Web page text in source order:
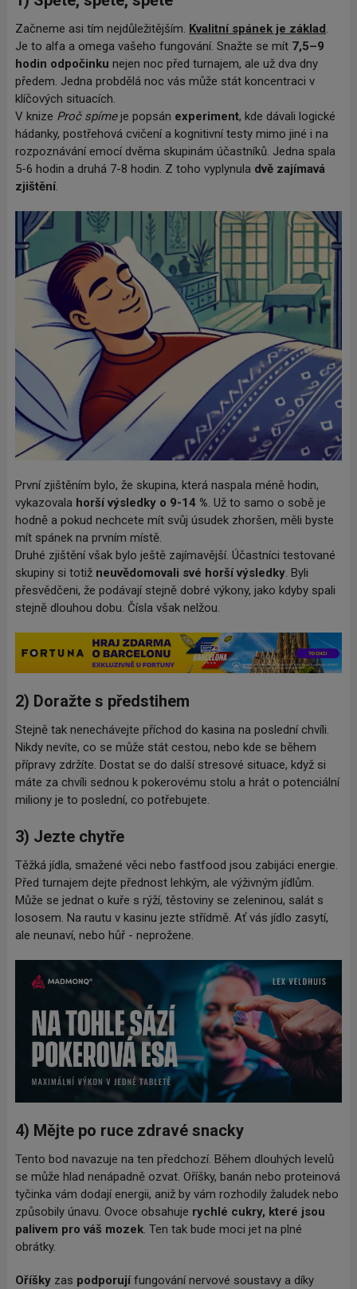
Začneme asi tím nejdůležitějším. Kvalitní spánek je základ.
Je to alfa a omega vašeho fungování. Snažte se mít 7,5–9
hodin odpočinku nejen noc před turnajem, ale už dva dny
předem. Jedna probdělá noc vás může stát koncentraci v
klíčových situacích.
V knize Proč spímeje popsán experiment, kde dávali logické
hádanky, postřehová cvičení a kognitivní testy mimo jiné i na
rozpoznávání emocí dvěma skupinám účastníků. Jedna spala
5-6 hodin a druhá 7-8 hodin. Z toho vyplynula dvě zajímavá
zjištění.
První zjištěním bylo, že skupina, která naspala méně hodin,
vykazovala horší výsledky o 9-14 %. Už to samo o sobě je
hodně a pokud nechcete mít svůj úsudek zhoršen, měli byste
mít spánek na prvním místě.
Druhé zjištění však bylo ještě zajímavější. Účastníci testované
skupiny si totiž neuvědomovali své horší výsledky. Byli
přesvědčeni, že podávají stejně dobré výkony, jako kdyby spali
stejně dlouhou dobu. Čísla však nelžou.
2) Doražte s předstihem
Stejně tak nenechávejte příchod do kasina na poslední chvíli.
Nikdy nevíte, co se může stát cestou, nebo kde se během
přípravy zdržíte. Dostat se do další stresové situace, když si
máte za chvíli sednou k pokerovému stolu a hrát o potenciální
miliony je to poslední, co potřebujete.
3) Jezte chytře
Těžká jídla, smažené věci nebo fastfood jsou zabijáci energie.
Před turnajem dejte přednost lehkým, ale výživným jídlům.
Může se jednat o kuře s rýží, těstoviny se zeleninou, salát s
lososem. Na rautu v kasinu jezte střídmě. Ať vás jídlo zasytí,
ale neunaví, nebo hůř - neprožene.
4) Mějte po ruce zdravé snacky
Tento bod navazuje na ten předchozí. Během dlouhých levelů
se může hlad nenápadně ozvat. Oříšky, banán nebo proteinová
tyčinka vám dodají energii, aniž by vám rozhodily žaludek nebo
způsobily únavu. Ovoce obsahuje rychlé cukry, které jsou
palivem pro váš mozek. Ten tak bude moci jet na plné
obrátky.
Oříšky zas podporujífungování nervové soustavy a díky